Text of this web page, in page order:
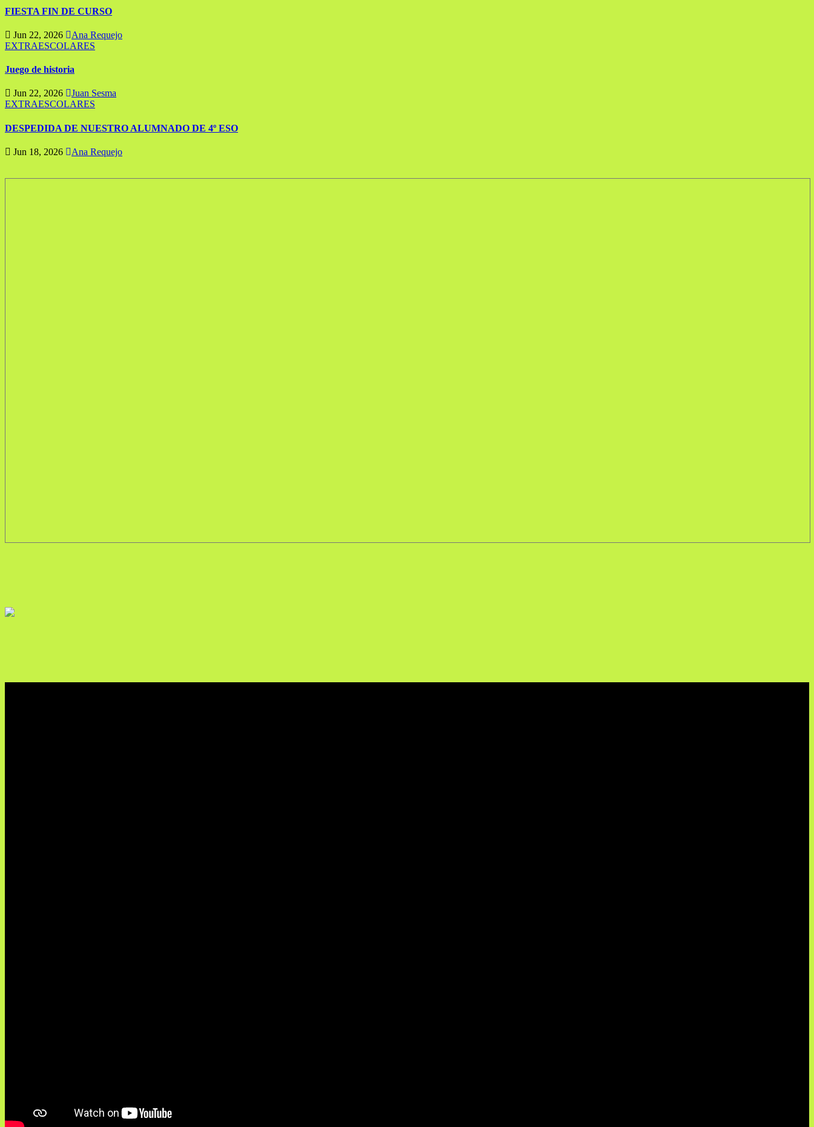
FIESTA FIN DE CURSO
Jun 22, 2026
Ana Requejo
EXTRAESCOLARES
Juego de historia
Jun 22, 2026
Juan Sesma
EXTRAESCOLARES
DESPEDIDA DE NUESTRO ALUMNADO DE 4º ESO
Jun 18, 2026 Ana Requejo